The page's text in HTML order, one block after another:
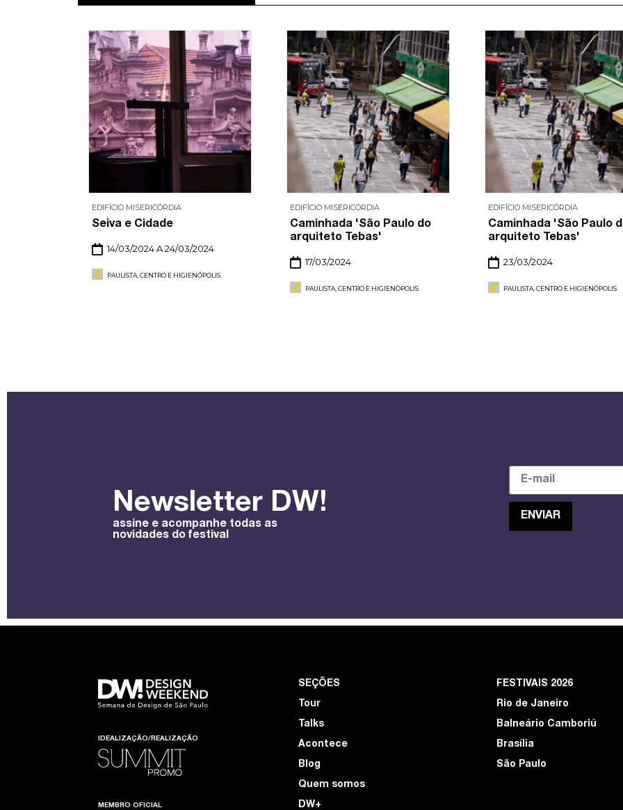
EDIFÍCIO MISERICÓRDIA
Seiva e Cidade
14/03/2024 A 24/03/2024
PAULISTA, CENTRO E HIGIENÓPOLIS
EDIFÍCIO MISERICÓRDIA
Caminhada 'São Paulo do
arquiteto Tebas'
17/03/2024
PAULISTA, CENTRO E HIGIENÓPOLIS
EDIFÍCIO MISERICÓRDIA
Caminhada 'São Paulo
arquiteto Tebas'
23/03/2024
PAULISTA, CENTRO E HIGIENÓPOLIS
Newsletter DW!
assine e acompanhe todas as
novidades do festival
IDEALIZAÇÃO/REALIZAÇÃO
MEMBRO OFICIAL
SEÇÕES
Tour
Talks
Acontece
Blog
Quem somos
DW+
FESTIVAIS 2026
Rio de Janeiro
Balneário Camboriú
Brasília
São Paulo